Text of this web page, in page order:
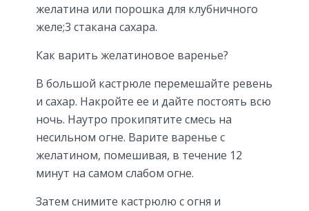
желатина или порошка для клубничного
желе;3 стакана сахара.
Как варить желатиновое варенье?
В большой кастрюле перемешайте ревень
и сахар. Накройте ее и дайте постоять всю
ночь. Наутро прокипятите смесь на
несильном огне. Варите варенье с
желатином, помешивая, в течение 12
минут на самом слабом огне.
Затем снимите кастрюлю с огня и